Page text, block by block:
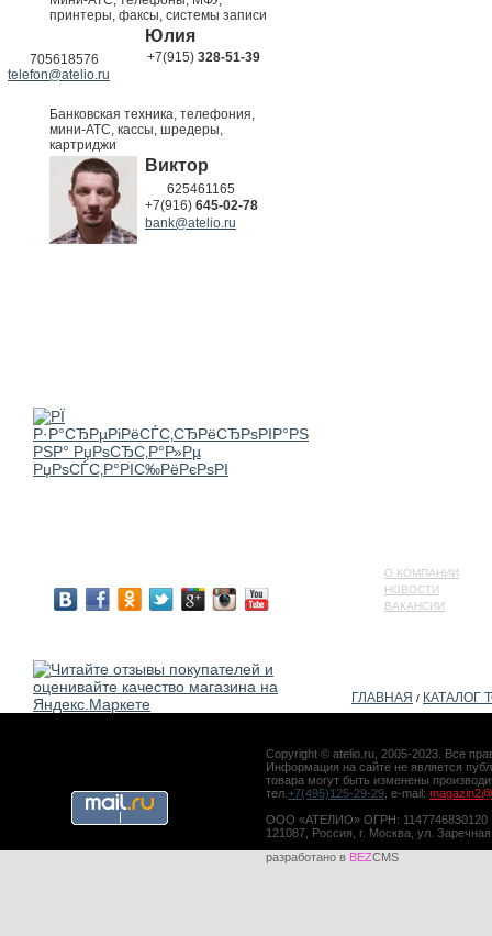
принтеры, факсы, системы записи
Юлия
705618576 +7(915) 328-51-39
telefon@atelio.ru
Банковская техника, телефония,
мини-АТС, кассы, шредеры,
картриджи
Виктор
625461165
+7(916) 645-02-78
bank@atelio.ru
О КОМПАНИИ
НОВОСТИ
ВАКАНСИИ
ГЛАВНАЯ / КАТАЛОГ
Copyright © atelio.ru, 2005-2023. Все
Информация на сайте не является
товара могут быть изменены
тел. +7(495)125-29-29 , e-mail:
ООО «АТЕЛИО» ОГРН: 1147746830120
121087, Россия, г. Москва, ул.
разработано в BEZCMS